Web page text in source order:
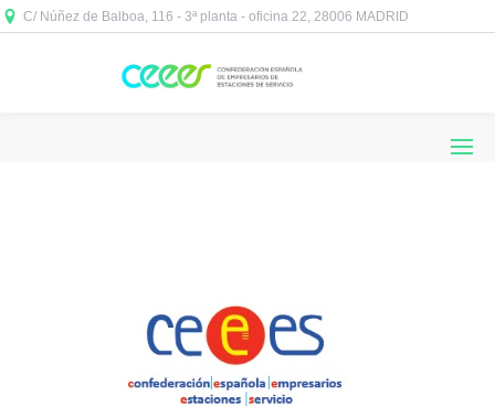
C/ Núñez de Balboa, 116 - 3ª planta - oficina 22, 28006 MADRID